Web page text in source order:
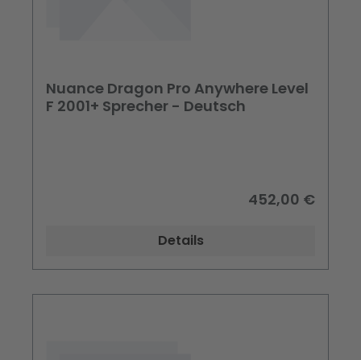
Nuance Dragon Pro Anywhere Level
F 2001+ Sprecher - Deutsch
452,00 €
Details